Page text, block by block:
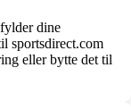
dine
sportsdirect.com
eller bytte det til